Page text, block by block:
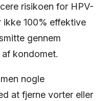
risikoen for HPV-
100% effektive
gennem
kondomet.
nogle
at fjerne vorter eller